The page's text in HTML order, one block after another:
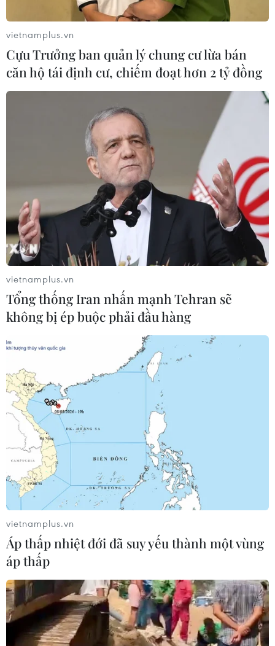
Dịch COVID-19: Hàn Quốc
nâng cảnh báo lên mức cao nhất
Ngày 23/2, Tổng thống Hàn Quốc Moon Jae-in tuyên
bố nước này đã quyết định nâng mức cảnh báo nguy
hiểm của dịch viêm đường hô hấp cấp do chủng mới
của virus corona (COVID-19) lên mức cao nhất.
Khẩn trương triển khai bảo hộ công dân
Việt Nam tại Hàn Quốc
23/02/2020 13:17
Trước tình hình lây lan nhanh chóng dịch COVID-19 tại
Hàn Quốc, Bộ Ngoại giao đã chủ động và khẩn trương
triển khai các biện pháp bảo hộ công dân Việt Nam tại
Hàn Quốc.
vietnamplus.vn
Cựu Trưởng ban quản lý chung cư lừa bán
căn hộ tái định cư, chiếm đoạt hơn 2 tỷ đồng
vietnamplus.vn
Tổng thống Iran nhấn mạnh Tehran sẽ
không bị ép buộc phải đầu hàng
vietnamplus.vn
Áp thấp nhiệt đới đã suy yếu thành một vùng
áp thấp